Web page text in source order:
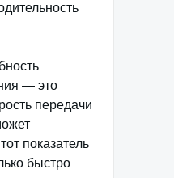
— это
передачи
показатель
быстро